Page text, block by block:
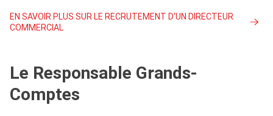
EN SAVOIR PLUS SUR LE RECRUTEMENT D'UN DIRECTEUR
COMMERCIAL
Le Responsable Grands-
Comptes